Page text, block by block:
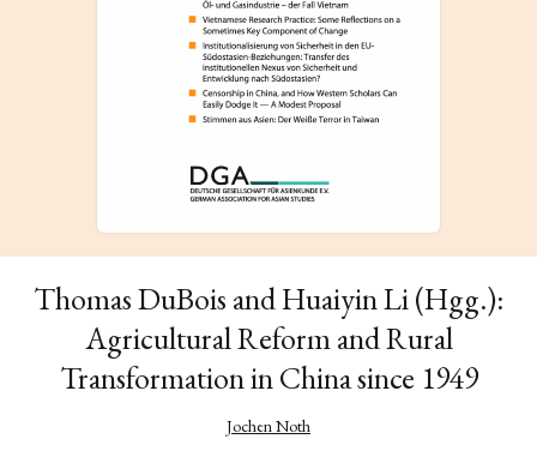
Thomas DuBois and Huaiyin Li (Hgg.):
Agricultural Reform and Rural
Transformation in China since 1949
Jochen Noth